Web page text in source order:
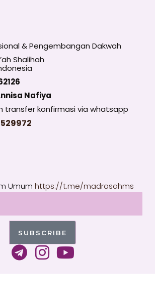
& Pengembangan Dakwah
Shalihah
Nafiya
transfer konfirmasi via whatsapp
Umum https://t.me/madrasahms
SUBSCRIBE
T
e
I
n
Y